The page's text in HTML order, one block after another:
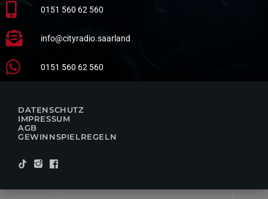
0151 560 62 560
info@cityradio.saarland
0151 560 62 560
DATENSCHUTZ
IMPRESSUM
AGB
GEWINNSPIELREGELN